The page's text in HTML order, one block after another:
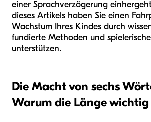
einer Sprachverzögerung
dieses Artikels haben Sie einen
Wachstum Ihres Kindes durch
fundierte Methoden und
unterstützen.
Die Macht von sechs
Warum die Länge